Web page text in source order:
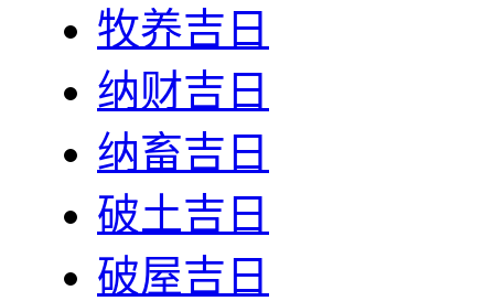
牧养吉日
纳财吉日
纳畜吉日
破土吉日
破屋吉日